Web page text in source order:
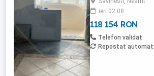
ieri 02:08
118 154 RON
Telefon validat
Repostat automat